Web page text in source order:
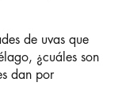
de uvas que
¿cuáles son
dan por